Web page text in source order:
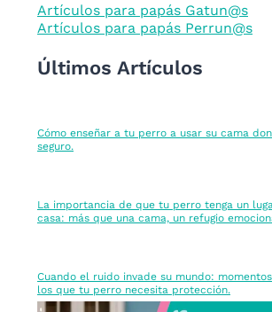
Artículos para papás Gatun@s
Artículos para papás Perrun@s
Últimos Artículos
Cómo enseñar a tu perro a usar su cama
seguro.
La importancia de que tu perro tenga un
casa: más que una cama, un refugio
Cuando el ruido invade su mundo:
los que tu perro necesita protección.